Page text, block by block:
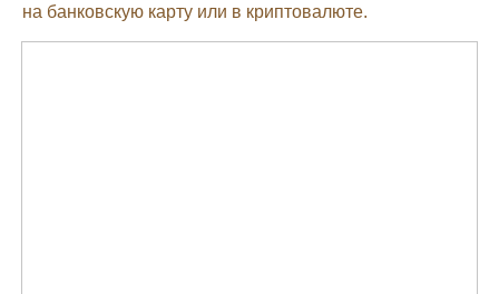
на банковскую карту или в криптовалюте.